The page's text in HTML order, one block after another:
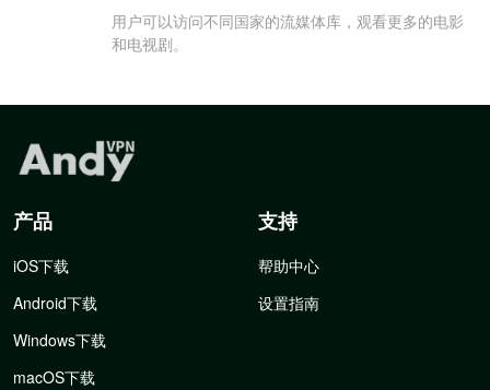
用户可以访问不同国家的流媒体库，观看更多的电影
和电视剧。
产品
iOS下载
Android下载
Windows下载
macOS下载
支持
帮助中心
设置指南